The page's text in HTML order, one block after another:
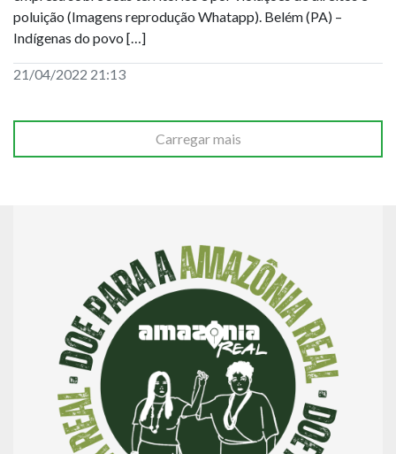
poluição (Imagens reprodução Whatapp). Belém (PA) –
Indígenas do povo […]
21/04/2022 21:13
Carregar mais